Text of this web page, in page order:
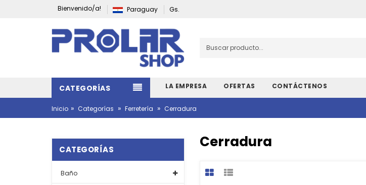
Bienvenido/a! Paraguay Gs.
CATEGORÍAS LA EMPRESA OFERTAS CONTÁCTENOS
Inicio » Categorías » Ferretería » Cerradura
Cerradura
CATEGORÍAS
Baño